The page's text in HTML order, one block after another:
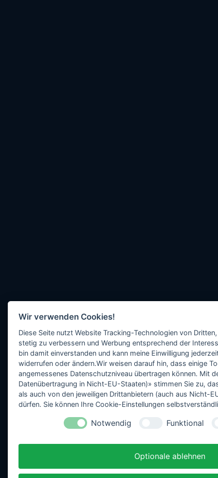
Wir verwenden Cookies!
Diese Seite nutzt Website Tracking-Technologien von
stetig zu verbessern und Werbung entsprechend der
bin damit einverstanden und kann meine Einwilligung
widerrufen oder ändern.Wir weisen darauf hin, dass einige
angemessenes Datenschutzniveau übertragen können. Mit
Datenübertragung in Nicht-EU-Staaten)» stimmen Sie zu,
als auch von den jeweiligen Drittanbietern (auch aus Nicht-
dürfen. Sie können Ihre Cookie-Einstellungen
Notwendig Funktional
Optionale ablehnen